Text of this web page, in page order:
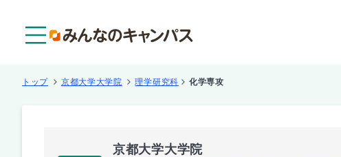
トップ 京都大学大学院 理学研究科 化学専攻
京都大学大学院